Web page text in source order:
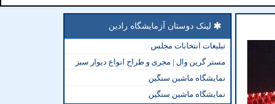
لینک دوستان آزمایشگاه رادین
تبلیغات انتخابات مجلس
مستر گرین وال | مجری و طراح انواع دیوار سبز
نمایشگاه ماشین سنگین
نمایشگاه ماشین سنگین